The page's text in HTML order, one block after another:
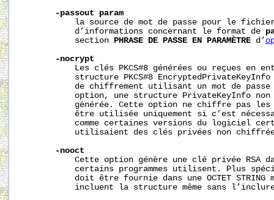
-passout
param
la source de mot de passe pour le
           d’informations concernant le format de
           section
PHRASE DE PASSE EN PARAMÈTRE d’
-nocrypt
Les clés PKCS#8 générées ou reçues en
structure PKCS#8
de chiffrement utilisant un mot de
option, une structure PrivateKeyInfo
générée. Cette option ne chiffre pas
être utilisée uniquement si c’est
comme certaines versions du logiciel
utilisaient des clés privées non
-nooct
Cette option génère une clé privée RSA
certains programmes utilisent. Plus
doit être fournie dans une OCTET STRING
incluent la structure même sans